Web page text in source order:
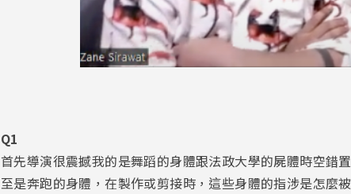
Q1
首先導演很震撼我的是舞蹈的身體跟法政大學的屍體時空錯
至是奔跑的身體，在製作或剪接時，這些身體的指涉是怎麼